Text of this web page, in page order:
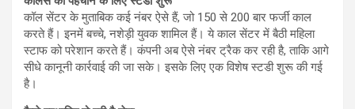
कॉल सेंटर के मुताबिक कई नंबर ऐसे हैं, जो 150 से 200 बार फर्जी काल
करते हैं। इनमें बच्चे, नशेड़ी युवक शामिल हैं। ये काल सेंटर में बैठी महिला
स्टाफ को परेशान करते हैं। कंपनी अब ऐसे नंबर ट्रैक कर रही है, ताकि आगे
सीधे कानूनी कार्रवाई की जा सके। इसके लिए एक विशेष स्टडी शुरू की गई
है।